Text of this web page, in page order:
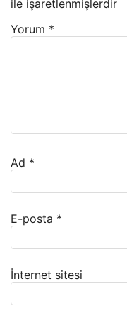
ile işaretlenmişlerdir
Yorum *
Ad *
E-posta *
İnternet sitesi